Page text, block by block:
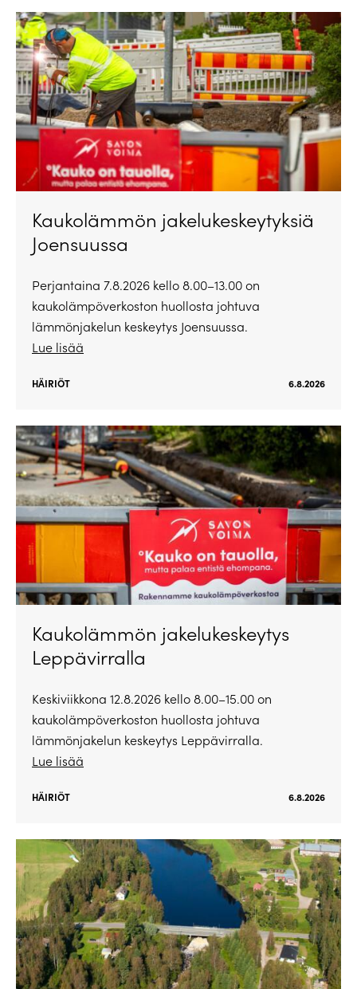
Kaukolämmön jakelukeskeytyksiä
Joensuussa
Perjantaina 7.8.2026 kello 8.00–13.00 on
kaukolämpöverkoston huollosta johtuva
lämmönjakelun keskeytys Joensuussa.
Lue lisää
HÄIRIÖT 6.8.2026
Kaukolämmön jakelukeskeytys
Leppävirralla
Keskiviikkona 12.8.2026 kello 8.00–15.00 on
kaukolämpöverkoston huollosta johtuva
lämmönjakelun keskeytys Leppävirralla.
Lue lisää
HÄIRIÖT 6.8.2026